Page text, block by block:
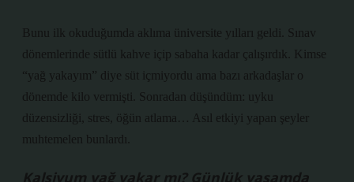
Bunu ilk okuduğumda aklıma üniversite yılları geldi. Sınav
dönemlerinde sütlü kahve içip sabaha kadar çalışırdık. Kimse
“yağ yakayım” diye süt içmiyordu ama bazı arkadaşlar o
dönemde kilo vermişti. Sonradan düşündüm: uyku
düzensizliği, stres, öğün atlama… Asıl etkiyi yapan şeyler
muhtemelen bunlardı.
Kalsiyum yağ yakar mı? Günlük yaşamda